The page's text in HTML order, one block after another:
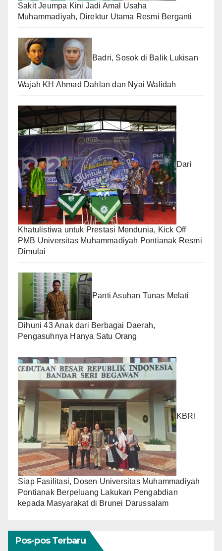
Sakit Jeumpa Kini Jadi Amal Usaha
Muhammadiyah, Direktur Utama Resmi Berganti
Badri, Sosok di Balik Lukisan
Wajah KH Ahmad Dahlan dan Nyai Walidah
Dari
Khatulistiwa untuk Prestasi Mendunia, Kick Off
PMB Universitas Muhammadiyah Pontianak Resmi
Dimulai
Panti Asuhan Tunas Melati
Dihuni 43 Anak dari Berbagai Daerah,
Pengasuhnya Hanya Satu Orang
KBRI
Siap Fasilitasi, Dosen Universitas Muhammadiyah
Pontianak Berpeluang Lakukan Pengabdian
kepada Masyarakat di Brunei Darussalam
Pos-pos Terbaru